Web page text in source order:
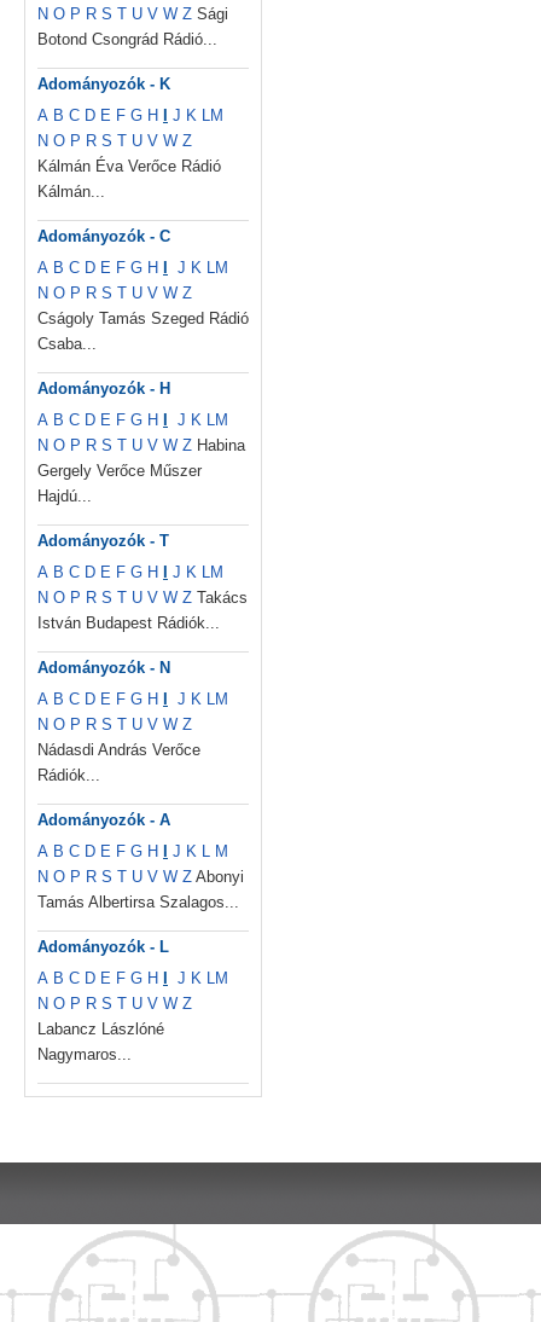
N O P R S T U V W Z Sági
Botond Csongrád Rádió...
Adományozók - K
A B C D E F G H J K LM
N O P R S T U V W Z
Kálmán Éva Verőce Rádió
Kálmán...
Adományozók - C
A B C D E F G H J K LM
N O P R S T U V W Z
Cságoly Tamás Szeged Rádió
Csaba...
Adományozók - H
A B C D E F G H J K LM
N O P R S T U V W Z Habina
Gergely Verőce Műszer
Hajdú...
Adományozók - T
A B C D E F G H J K LM
N O P R S T U V W Z Takács
István Budapest Rádiók...
Adományozók - N
A B C D E F G H J K LM
N O P R S T U V W Z
Nádasdi András Verőce
Rádiók...
Adományozók - A
A B C D E F G H J K L M
N O P R S T U V W Z Abonyi
Tamás Albertirsa Szalagos...
Adományozók - L
A B C D E F G H J K LM
N O P R S T U V W Z
Labancz Lászlóné
Nagymaros...